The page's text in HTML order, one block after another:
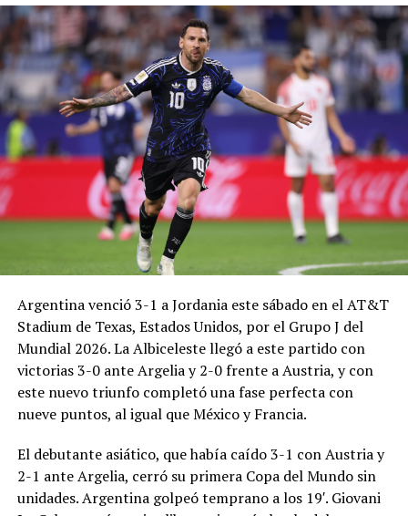
Argentina venció 3-1 a Jordania este sábado en el AT&T
Stadium de Texas, Estados Unidos, por el Grupo J del
Mundial 2026. La Albiceleste llegó a este partido con
victorias 3-0 ante Argelia y 2-0 frente a Austria, y con
este nuevo triunfo completó una fase perfecta con
nueve puntos, al igual que México y Francia.
El debutante asiático, que había caído 3-1 con Austria y
2-1 ante Argelia, cerró su primera Copa del Mundo sin
unidades. Argentina golpeó temprano a los 19′. Giovani